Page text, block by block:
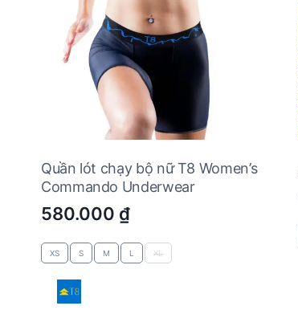
Quần lót chạy bộ nữ T8 Women’s
Commando Underwear
580.000 ₫
XS S M L XL